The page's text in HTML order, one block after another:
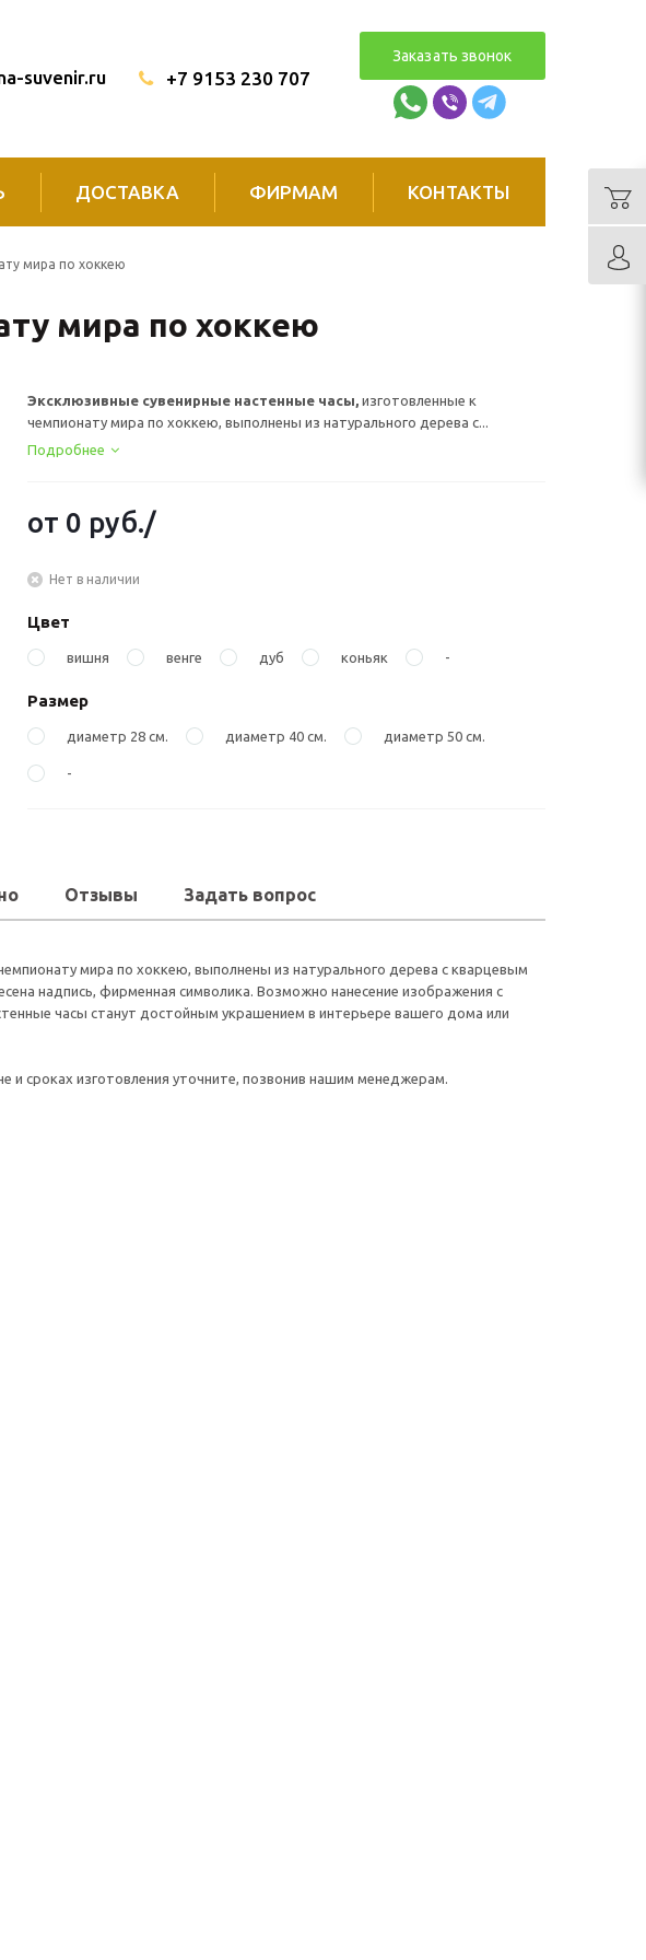
suvenir.ru +7 9153 230 707
Заказать звонок
ДОСТАВКА ФИРМАМ КОНТАКТЫ
мира по хоккею
мира по хоккею
Эксклюзивные сувенирные настенные часы, изготовленные к
чемпионату мира по хоккею, выполнены из натурального дерева с...
Подробнее
от 0 руб./
Нет в наличии
Цвет
вишня венге дуб коньяк -
Размер
диаметр 28 см. диаметр 40 см. диаметр 50 см.
-
Отзывы Задать вопрос
мира по хоккею, выполнены из натурального дерева с кварцевым
надпись, фирменная символика. Возможно нанесение изображения с
часы станут достойным украшением в интерьере вашего дома или
и сроках изготовления уточните, позвонив нашим менеджерам.